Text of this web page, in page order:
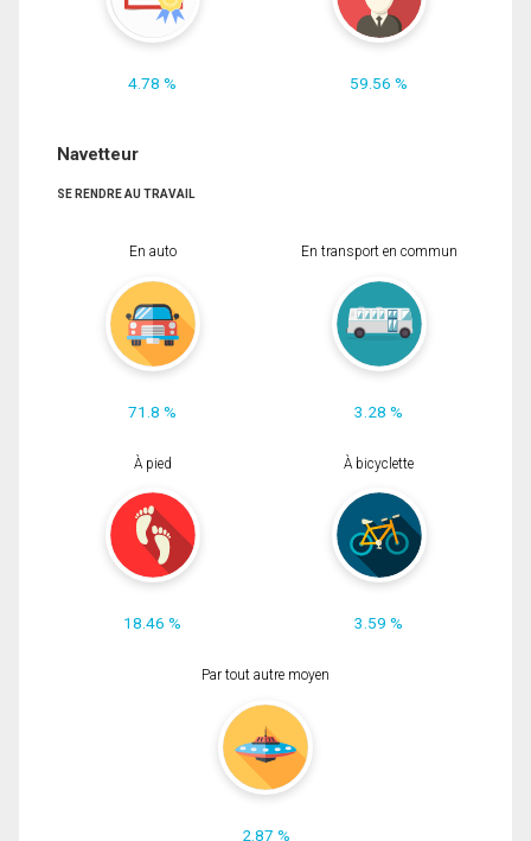
4.78 % 59.56 %
Navetteur
SE RENDRE AU TRAVAIL
En auto
71.8 %
En transport en commun
3.28 %
À pied
18.46 %
À bicyclette
3.59 %
Par tout autre moyen
2.87 %